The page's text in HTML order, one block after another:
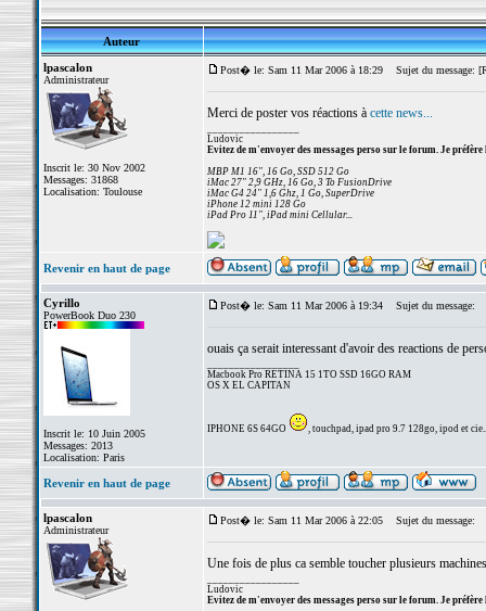
Auteur
lpascalon
Administrateur
Inscrit le: 30 Nov 2002
Messages: 31868
Localisation: Toulouse
Post� le: Sam 11 Mar 2006 à 18:29 Sujet du message:
Merci de poster vos réactions à cette news...
Ludovic
Evitez de m'envoyer des messages perso sur le forum. Je préfère
MBP M1 16", 16 Go, SSD 512 Go
iMac 27" 2,9 GHz, 16 Go, 3 To FusionDrive
iMac G4 24" 1,6 Ghz, 1 Go, SuperDrive
iPhone 12 mini 128 Go
iPad Pro 11", iPad mini Cellular...
Revenir en haut de page
Cyrillo
PowerBook Duo 230
Inscrit le: 10 Juin 2005
Messages: 2013
Localisation: Paris
Post� le: Sam 11 Mar 2006 à 19:34 Sujet du message:
ouais ça serait interessant d'avoir des reactions de
Macbook Pro RETINA 15 1TO SSD 16GO RAM
OS X EL CAPITAN
IPHONE 6S 64GO , touchpad, ipad pro 9.7 128go, ipod et
Revenir en haut de page
lpascalon
Administrateur
Post� le: Sam 11 Mar 2006 à 22:05 Sujet du message:
Une fois de plus ca semble toucher plusieurs
Ludovic
Evitez de m'envoyer des messages perso sur le forum. Je préfère